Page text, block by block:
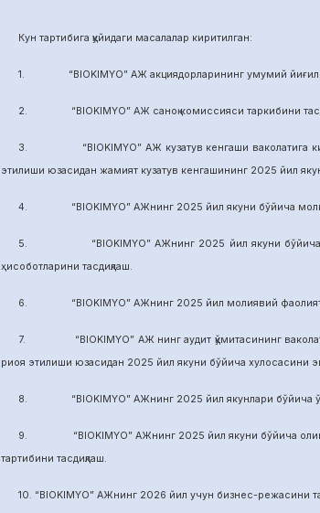
Кун тартибига қуйидаги масалалар киритилган:
1. “BIOKIMYO” АЖ акциядорларининг умумий
2. “BIOKIMYO” АЖ саноқ комиссияси таркибини
3. “BIOKIMYO” АЖ кузатув кенгаши ваколатига
этилиши юзасидан жамият кузатув кенгашининг 2025 йил
4. “BIOKIMYO” АЖнинг 2025 йил якуни бўйича
5. “BIOKIMYO” АЖнинг 2025 йил якуни бўйича
ҳисоботларини тасдиқлаш.
6. “BIOKIMYO” АЖнинг 2025 йил молиявий фаолияти
7. “BIOKIMYO” АЖ нинг аудит қўмитасининг
риоя этилиши юзасидан 2025 йил якуни бўйича хулосасини
8. “BIOKIMYO” АЖнинг 2025 йил якунлари бўйича
9. “BIOKIMYO” АЖнинг 2025 йил якуни бўйича
тартибини тасдиқлаш.
10. “BIOKIMYO” АЖнинг 2026 йил учун бизнес-режасини